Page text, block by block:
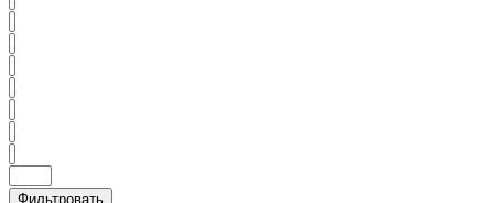
Фильтровать